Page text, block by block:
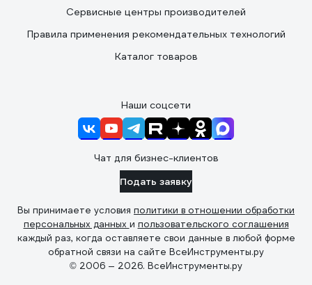
Сервисные центры производителей
Правила применения рекомендательных технологий
Каталог товаров
Наши соцсети
Чат для бизнес-клиентов
Подать заявку
Вы принимаете условия политики в отношении обработки
персональных данных и пользовательского соглашения
каждый раз, когда оставляете свои данные в любой форме
обратной связи на сайте ВсеИнструменты.ру
© 2006 — 2026. ВсеИнструменты.ру